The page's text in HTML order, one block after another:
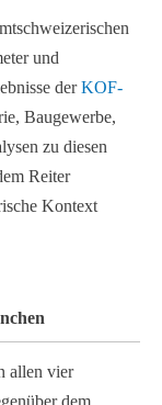
und
derKOF-
Baugewerbe,
zu diesen
Reiter
Kontext
allen vier